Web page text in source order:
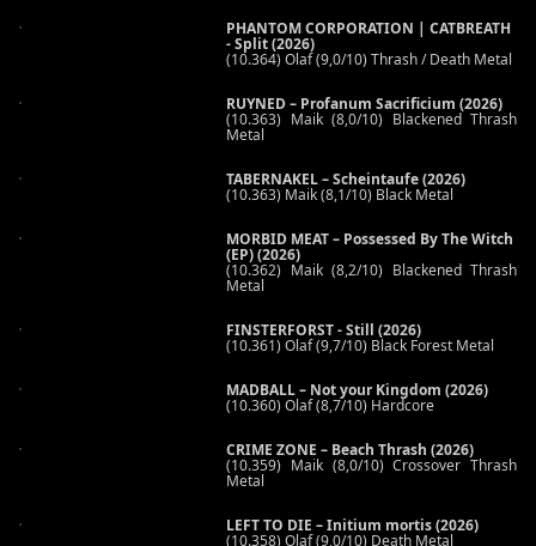
PHANTOM CORPORATION | CATBREATH
- Split (2026)
(10.364) Olaf (9,0/10) Thrash / Death Metal
RUYNED – Profanum Sacrificium (2026)
(10.363) Maik (8,0/10) Blackened Thrash
Metal
TABERNAKEL – Scheintaufe (2026)
(10.363) Maik (8,1/10) Black Metal
MORBID MEAT – Possessed By The Witch
(EP) (2026)
(10.362) Maik (8,2/10) Blackened Thrash
Metal
FINSTERFORST - Still (2026)
(10.361) Olaf (9,7/10) Black Forest Metal
MADBALL – Not your Kingdom (2026)
(10.360) Olaf (8,7/10) Hardcore
CRIME ZONE – Beach Thrash (2026)
(10.359) Maik (8,0/10) Crossover Thrash
Metal
LEFT TO DIE – Initium mortis (2026)
(10.358) Olaf (9,0/10) Death Metal